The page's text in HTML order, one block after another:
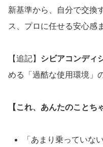
新基準から、自分で交換
ス、プロに任せる安心感
【追記】 シビアコンディ
める「過酷な使用環境」
【これ、あんたのことち
「あまり乗っていな